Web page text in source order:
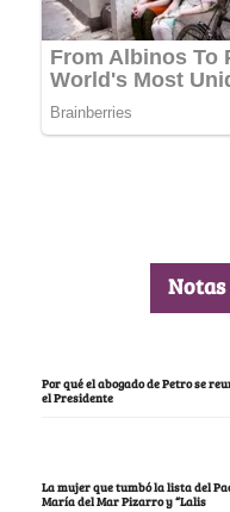
Notas
Por qué el abogado de Petro se
el Presidente
La mujer que tumbó la lista del
María del Mar Pizarro y “Lalis